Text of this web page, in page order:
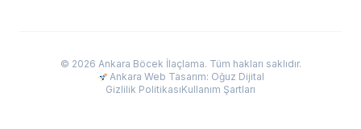
© 2026 Ankara Böcek İlaçlama. Tüm hakları saklıdır.
Ankara Web Tasarım: Oğuz Dijital
Gizlilik PolitikasıKullanım Şartları